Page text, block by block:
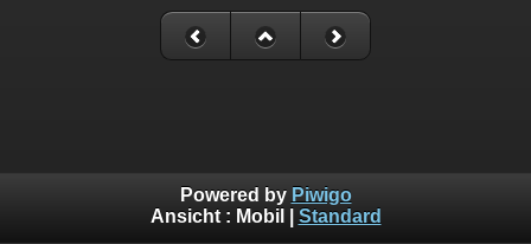
Powered by Piwigo
Ansicht : Mobil Standard